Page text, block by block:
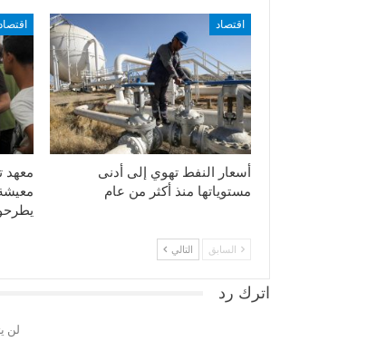
اقتصاد
أسعار النفط تهوي إلى أدنى
مستوياتها منذ أكثر من عام
معهد
السابق التالي
اترك رد
لن